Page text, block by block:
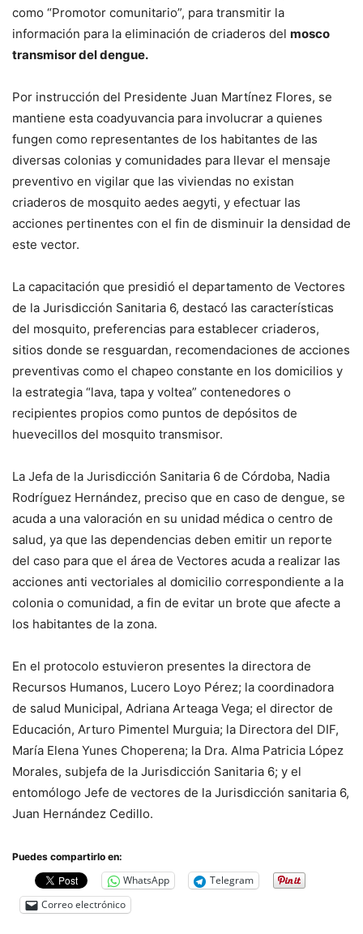
como “Promotor comunitario”, para transmitir la
información para la eliminación de criaderos del mosco
transmisor del dengue.
Por instrucción del Presidente Juan Martínez Flores, se
mantiene esta coadyuvancia para involucrar a quienes
fungen como representantes de los habitantes de las
diversas colonias y comunidades para llevar el mensaje
preventivo en vigilar que las viviendas no existan
criaderos de mosquito aedes aegyti, y efectuar las
acciones pertinentes con el fin de disminuir la densidad de
este vector.
La capacitación que presidió el departamento de Vectores
de la Jurisdicción Sanitaria 6, destacó las características
del mosquito, preferencias para establecer criaderos,
sitios donde se resguardan, recomendaciones de acciones
preventivas como el chapeo constante en los domicilios y
la estrategia “lava, tapa y voltea” contenedores o
recipientes propios como puntos de depósitos de
huevecillos del mosquito transmisor.
La Jefa de la Jurisdicción Sanitaria 6 de Córdoba, Nadia
Rodríguez Hernández, preciso que en caso de dengue, se
acuda a una valoración en su unidad médica o centro de
salud, ya que las dependencias deben emitir un reporte
del caso para que el área de Vectores acuda a realizar las
acciones anti vectoriales al domicilio correspondiente a la
colonia o comunidad, a fin de evitar un brote que afecte a
los habitantes de la zona.
En el protocolo estuvieron presentes la directora de
Recursos Humanos, Lucero Loyo Pérez; la coordinadora
de salud Municipal, Adriana Arteaga Vega; el director de
Educación, Arturo Pimentel Murguia; la Directora del DIF,
María Elena Yunes Choperena; la Dra. Alma Patricia López
Morales, subjefa de la Jurisdicción Sanitaria 6; y el
entomólogo Jefe de vectores de la Jurisdicción sanitaria 6,
Juan Hernández Cedillo.
Puedes compartirlo en:
WhatsApp
Telegram
Correo electrónico